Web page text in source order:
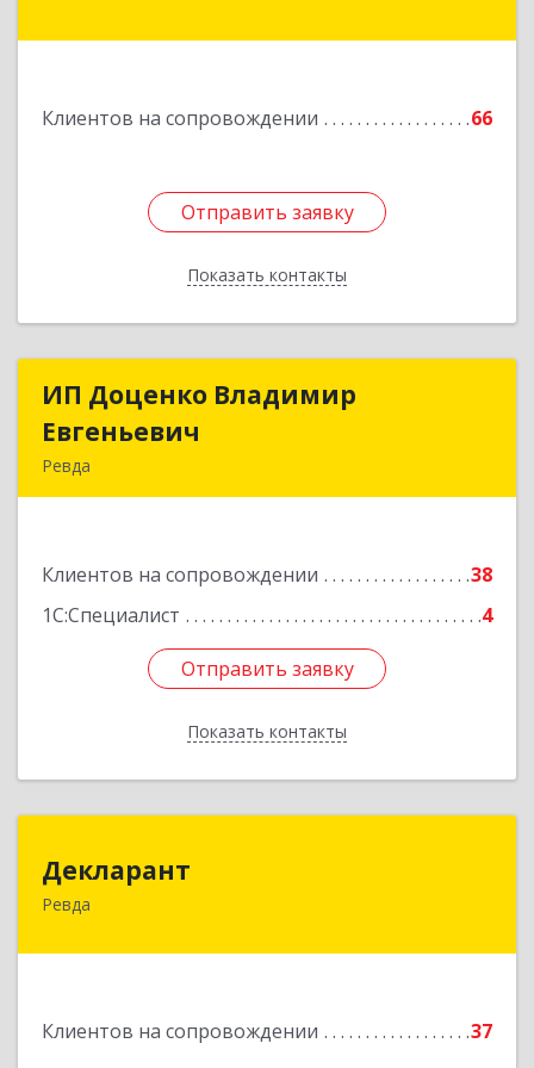
Клиентов на сопровождении 66
Отправить заявку
Показать контакты
Отправить заявку
Назад
ИП Доценко Владимир
Евгеньевич
Ревда
Клиентов на сопровождении
38
1С:Специалист
4
Отправить заявку
Показать контакты
ИП Доценко Владимир
Подробнее
Отправить заявку
Назад
Декларант
Ревда
Клиентов на сопровождении 37
623280, Свердловская обл, Ревда г, Азина ул,